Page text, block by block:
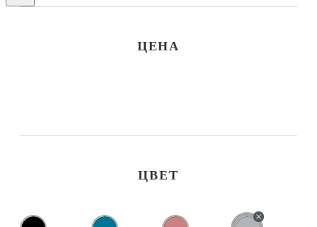
ЦЕНА
ЦВЕТ